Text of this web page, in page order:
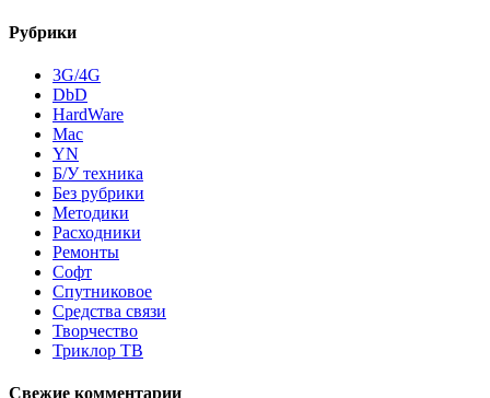
Рубрики
3G/4G
DbD
HardWare
Mac
YN
Б/У техника
Без рубрики
Методики
Расходники
Ремонты
Софт
Спутниковое
Средства связи
Творчество
Триклор ТВ
Свежие комментарии